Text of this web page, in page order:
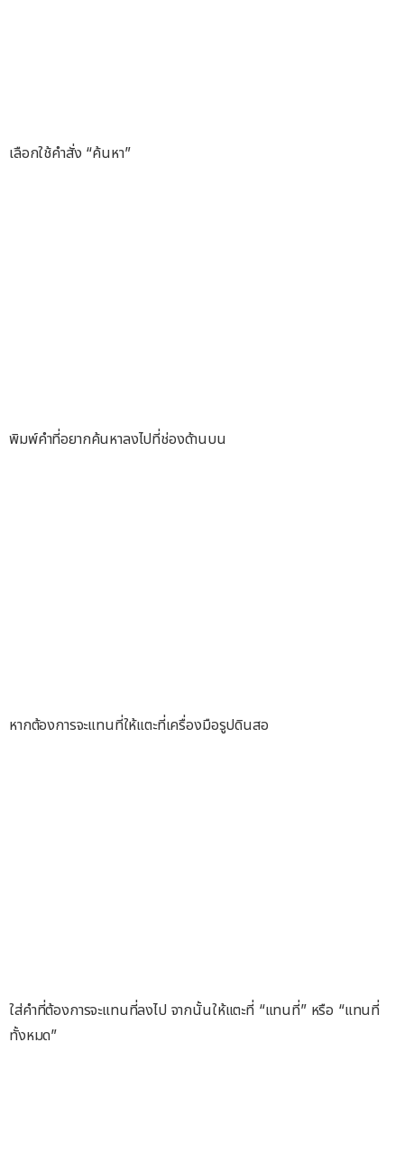
เลือกใช้คำสั่ง “ค้นหา”
พิมพ์คำที่อยากค้นหาลงไปที่ช่องด้านบน
หากต้องการจะแทนที่ให้แตะที่เครื่องมือรูปดินสอ
ใส่คำที่ต้องการจะแทนที่ลงไป จากนั้นให้แตะที่ “แทนที่” หรือ “แทนที่
ทั้งหมด”